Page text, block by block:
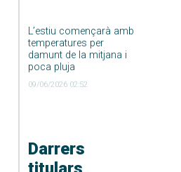
L’estiu començarà amb
temperatures per
damunt de la mitjana i
poca pluja
09/06/2026 02:52
Darrers